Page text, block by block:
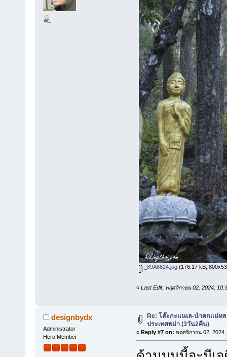
_89A6624.jpg(176.17 kB,
« Last Edit: พฤศจิกายน 02, 2024,
designbydx
Administrator
Hero Member
Re: โค๊ะกะแนเล-น้ำตกแม่หล
ประเทศพม่า (3วัน2คืน)
« Reply #7 on: พฤศจิกายน 02, 2024,